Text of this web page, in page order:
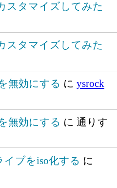
スタマイズしてみた
スタマイズしてみた
無効にする に ysrock
無効にする に 通りす
イブをiso化する に